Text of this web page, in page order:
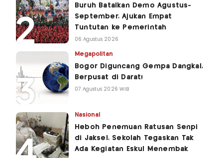
Buruh Batalkan Demo Agustus-
September, Ajukan Empat
Tuntutan ke Pemerintah
06 Agustus 2026
Megapolitan
Bogor Diguncang Gempa Dangkal,
Berpusat di Darat!
07 Agustus 2026 WIB
Nasional
Heboh Penemuan Ratusan Senpi
di Jaksel, Sekolah Tegaskan Tak
Ada Kegiatan Eskul Menembak